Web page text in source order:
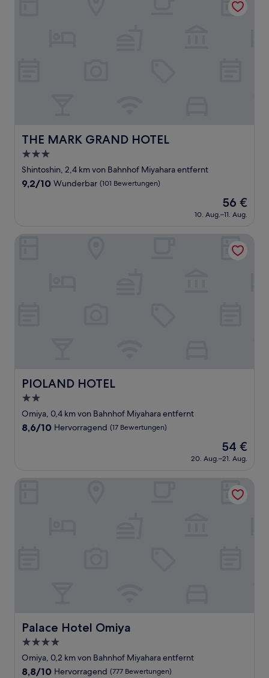
THE MARK GRAND HOTEL
THE MARK GRAND HOTEL
3.0-
Sterne-
Unterkunft
Shintoshin, 2,4 km von Bahnhof Miyahara entfernt
9.2
Bewertungen)
9,2/10 Wunderbar (101 Bewertungen)
Der
Preis
beträgt
56 €
10. Aug.–11. Aug.
PIOLAND HOTEL
PIOLAND HOTEL
2.0-
Sterne-
Unterkunft
Omiya, 0,4 km von Bahnhof Miyahara entfernt
8.6
Bewertungen)
8,6/10 Hervorragend (17 Bewertungen)
Der
Preis
beträgt
54 €
20. Aug.–21. Aug.
Palace Hotel Omiya
Palace Hotel Omiya
4.0-
Sterne-
Unterkunft
Omiya, 0,2 km von Bahnhof Miyahara entfernt
8.8
8,8/10 Hervorragend (777 Bewertungen)